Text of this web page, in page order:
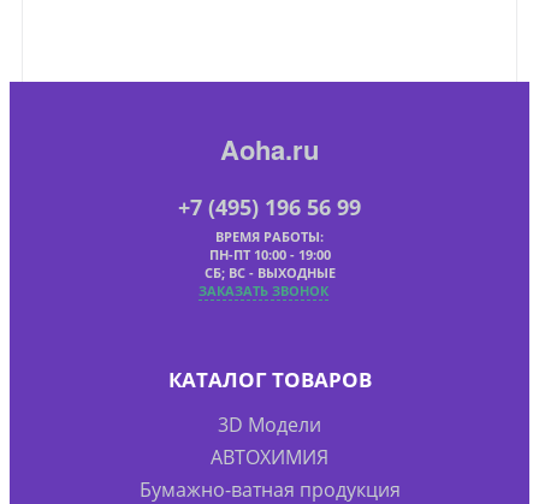
Aoha.ru
+7 (495) 196 56 99
ВРЕМЯ РАБОТЫ:
ПН-ПТ 10:00 - 19:00
СБ; ВС - ВЫХОДНЫЕ
ЗАКАЗАТЬ ЗВОНОК
КАТАЛОГ ТОВАРОВ
3D Модели
АВТОХИМИЯ
Бумажно-ватная продукция